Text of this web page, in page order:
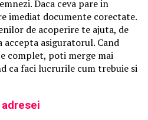
Daca ceva pare in
imediat documente corectate.
de acoperire te ajuta, de
accepta asiguratorul. Cand
complet, poti merge mai
ca faci lucrurile cum trebuie si